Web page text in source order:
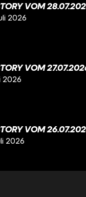
VOM
2026
VOM
2026
VOM
2026